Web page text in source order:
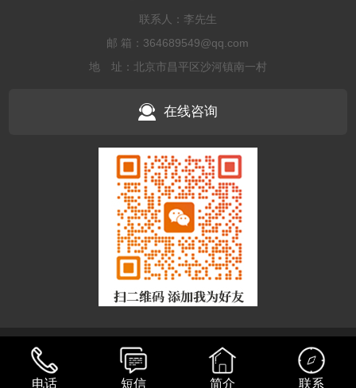
联系人：李先生
邮 箱：364689549@qq.com
地 址：北京市昌平区沙河镇南一村
在线咨询
Copyright © 北京欧格莱门窗有限公司 备案号：
京ICP备2025128423
号 技术支持：巨创高科 网站地图
电话 短信 简介 联系